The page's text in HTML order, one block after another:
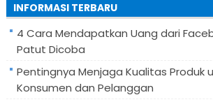
INFORMASI TERBARU
4 Cara Mendapatkan Uang dari
Patut Dicoba
Pentingnya Menjaga Kualitas Produk
Konsumen dan Pelanggan